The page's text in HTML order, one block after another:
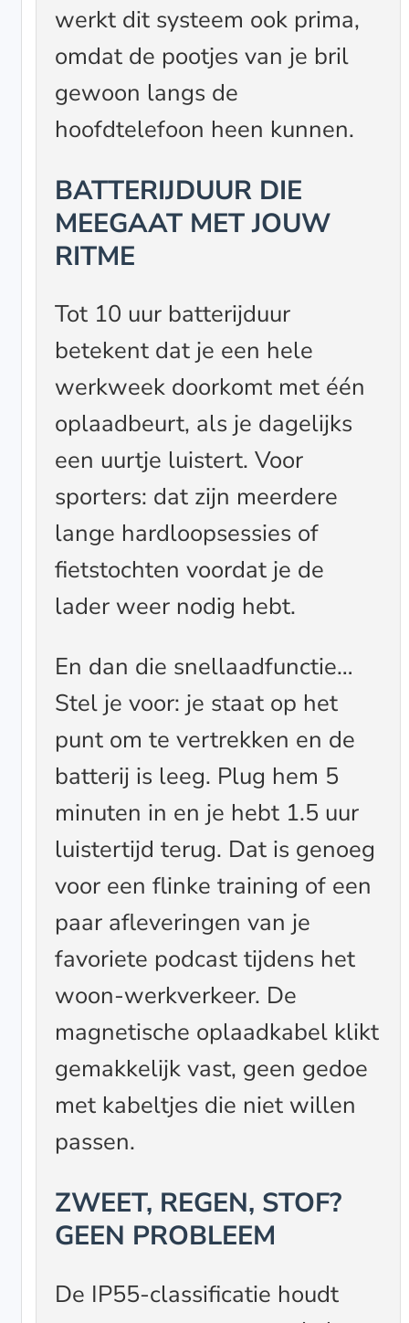
werkt dit systeem ook prima,
omdat de pootjes van je bril
gewoon langs de
hoofdtelefoon heen kunnen.
BATTERIJDUUR DIE
MEEGAAT MET JOUW
RITME
Tot 10 uur batterijduur
betekent dat je een hele
werkweek doorkomt met één
oplaadbeurt, als je dagelijks
een uurtje luistert. Voor
sporters: dat zijn meerdere
lange hardloopsessies of
fietstochten voordat je de
lader weer nodig hebt.
En dan die snellaadfunctie…
Stel je voor: je staat op het
punt om te vertrekken en de
batterij is leeg. Plug hem 5
minuten in en je hebt 1.5 uur
luistertijd terug. Dat is genoeg
voor een flinke training of een
paar afleveringen van je
favoriete podcast tijdens het
woon-werkverkeer. De
magnetische oplaadkabel klikt
gemakkelijk vast, geen gedoe
met kabeltjes die niet willen
passen.
ZWEET, REGEN, STOF?
GEEN PROBLEEM
De IP55-classificatie houdt